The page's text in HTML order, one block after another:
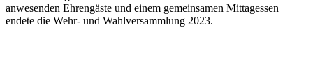
anwesenden Ehrengäste und einem gemeinsamen Mittagessen
endete die Wehr- und Wahlversammlung 2023.